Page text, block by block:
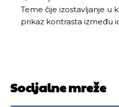
Teme čije izostavljanje u
prikaz kontrasta između
Socijalne mreže